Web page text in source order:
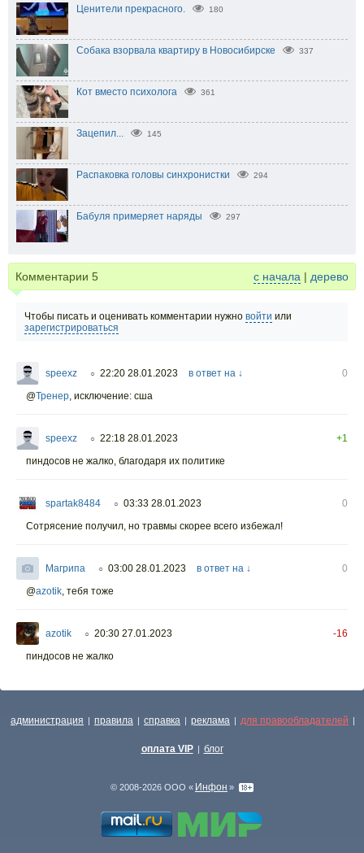
Ценители прекрасного. 180
Собака взорвала квартиру в Новосибирске 337
Кот вместо психолога 361
Зацепил... 145
Распаковка головы синхронистки 294
Бабуля примеряет наряды 297
Комментарии 5 с начала | дерево
Чтобы писать и оценивать комментарии нужно войти или
зарегистрироваться
speexz ○ 22:20 28.01.2023 в ответ на ↓
0
@Тренер исключение: сша
speexz ○ 22:18 28.01.2023
+1
пиндосов не жалко, благодаря их политике
spartak8484 ○ 03:33 28.01.2023
0
Сотрясение получил, но травмы скорее всего избежал!
Магрипа ○ 03:00 28.01.2023 в ответ на ↓
0
@azotik тебя тоже
azotik ○ 20:30 27.01.2023
-16
пиндосов не жалко
администрация | правила | справка | реклама | для правообладателей |
оплата VIP | блог
© 2008-2026 ООО « Инфон »